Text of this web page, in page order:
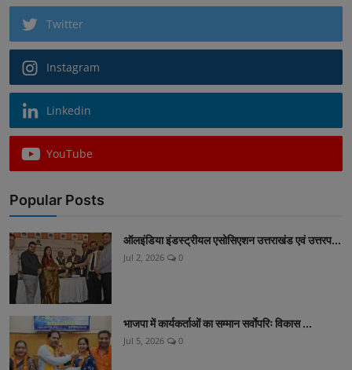
Twitter
Instagram
Linkedin
YouTube
Popular Posts
ऑलइंडिया इंडस्ट्रीयल एसोसिएशन उत्तराखंड एवं उत्तरप...
Jul 2, 2026 0
भाजपा में कार्यकर्ताओं का सम्मान सर्वाेपरिः विकास ...
Jul 5, 2026 0